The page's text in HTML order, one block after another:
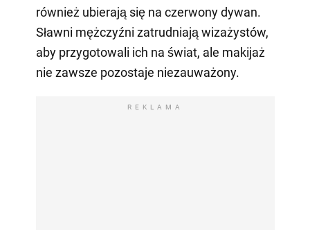
również ubierają się na czerwony dywan.
Sławni mężczyźni zatrudniają wizażystów,
aby przygotowali ich na świat, ale makijaż
nie zawsze pozostaje niezauważony.
REKLAMA